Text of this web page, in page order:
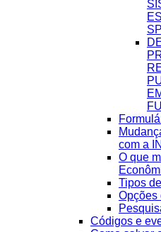
com a
O que
Tipos
Opções
Códigos e